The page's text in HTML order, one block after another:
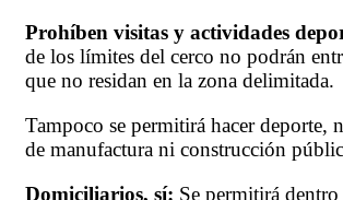
Prohíben visitas y actividades
de los límites del cerco no podrán
que no residan en la zona delimitada.
Tampoco se permitirá hacer deporte,
de manufactura ni construcción
Domiciliarios, sí: Se permitirá